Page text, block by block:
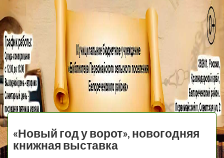
МБУ Библиотека
Первомайского
Сельского
Поселения
«Новый год у ворот», новогодняя
книжная выставка